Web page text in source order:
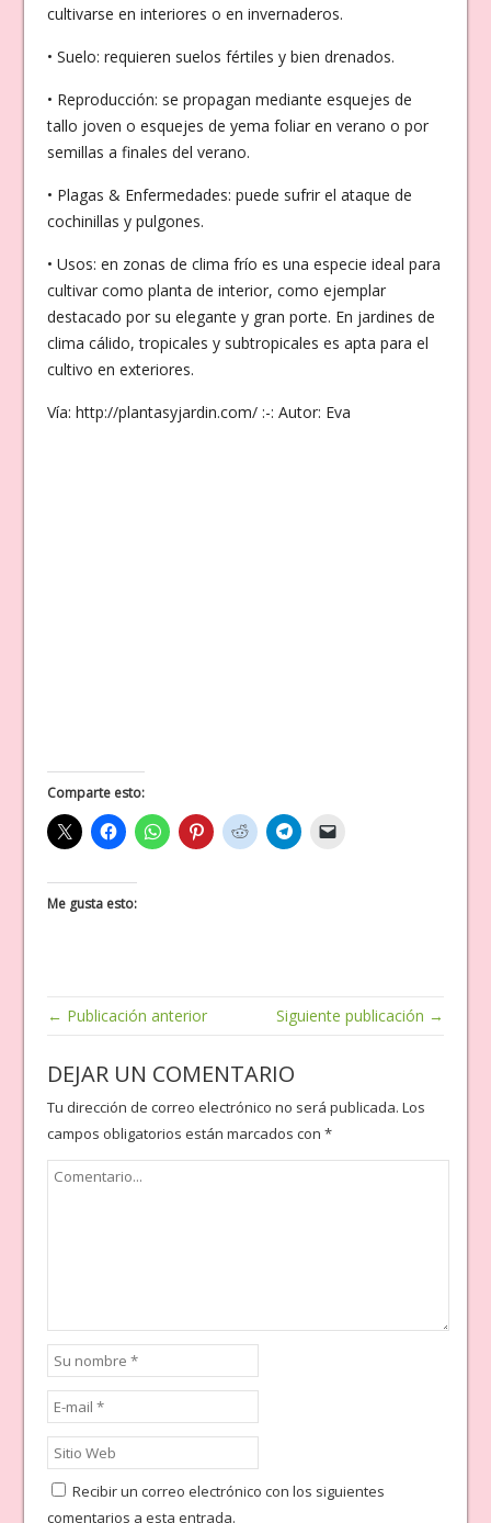
cultivarse en interiores o en invernaderos.
• Suelo: requieren suelos fértiles y bien drenados.
• Reproducción: se propagan mediante esquejes de
tallo joven o esquejes de yema foliar en verano o por
semillas a finales del verano.
• Plagas & Enfermedades: puede sufrir el ataque de
cochinillas y pulgones.
• Usos: en zonas de clima frío es una especie ideal para
cultivar como planta de interior, como ejemplar
destacado por su elegante y gran porte. En jardines de
clima cálido, tropicales y subtropicales es apta para el
cultivo en exteriores.
Vía: http://plantasyjardin.com/ :-: Autor: Eva
Comparte esto:
Me gusta esto:
← Publicación anterior Siguiente publicación →
DEJAR UN COMENTARIO
Tu dirección de correo electrónico no será publicada. Los
campos obligatorios están marcados con *
Recibir un correo electrónico con los siguientes
comentarios a esta entrada.